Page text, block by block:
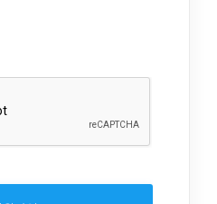
어 및 장비 등을 통하여
비스와 관련하여 회사와
로 합니다.
법정대리인의 본인 확
퇴 의사의 확인
포함하여 서비스의 원활
위에 대한 방지 및 제
개정 등의 고지사항 전
록 보존, 민원처리 등 이
속 빈도 분석, 서비스 이